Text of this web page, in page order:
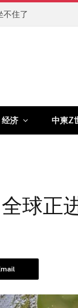
不住了
经济 中柬Z
球正